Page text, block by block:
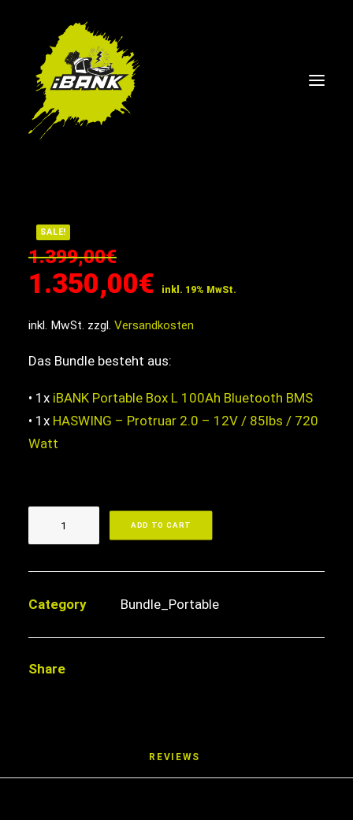
ÜBER UNS
FAQ
BLOG
Search
Cart
SALE!
1.399,00€
Original
Preis
was:
1.350,00€ Current
Preis
inkl. 19% MwSt.
inkl. MwSt. zzgl. Versandkosten
Das Bundle besteht aus:
• 1x iBANK Portable Box L 100Ah Bluetooth BMS
• 1x HASWING – Protruar 2.0 – 12V / 85lbs / 720
Watt
L
+
Menge
ADD TO CART
Category Bundle_Portable
Share
REVIEWS